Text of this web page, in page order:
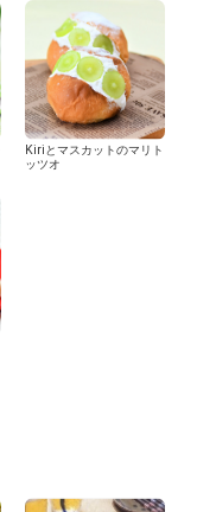
Kiriとマスカットのマリト
ッツオ